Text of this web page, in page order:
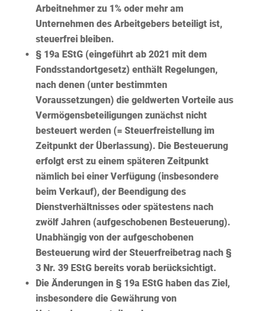
Arbeitnehmer zu 1% oder mehr am
Unternehmendes Arbeitgebers beteiligt ist,
steuerfrei bleiben.
§ 19a EStG (eingeführt ab 2021 mit dem
Fondsstandortgesetz) enthält Regelungen,
nach denen (unter bestimmten
Voraussetzungen) die geldwerten Vorteile aus
Vermögensbeteiligungenzunächst nicht
besteuert werden (= Steuerfreistellung im
Zeitpunkt der Überlassung). Die Besteuerung
erfolgt erst zu einem späteren Zeitpunkt
nämlich bei einer Verfügung (insbesondere
beim Verkauf), der Beendigung des
Dienstverhältnisses oder spätestens nach
zwölf Jahren (aufgeschobenen Besteuerung).
Unabhängig von der aufgeschobenen
Besteuerung wird der Steuerfreibetrag nach §
3 Nr. 39 EStG bereits vorab berücksichtigt.
Die Änderungen in § 19a EStG haben das Ziel,
insbesondere die Gewährung von